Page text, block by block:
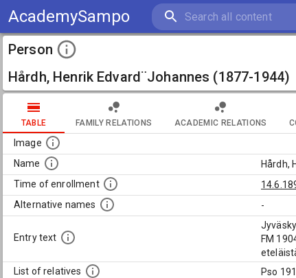
AcademySampo
Person
Hårdh, Henrik Edvard¨Johannes (1877-1944)
TABLE FAMILY RELATIONS ACADEMIC RELATIONS
Image
Name
Hårdh,
Time of enrollment
Alternative names
-
Entry text
FM
List of relatives
Pso